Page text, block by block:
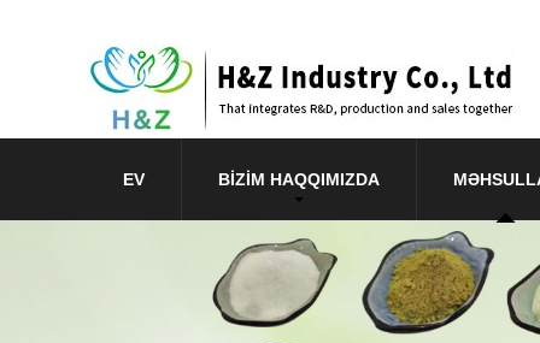
EV BIZIM HAQQIMIZDA